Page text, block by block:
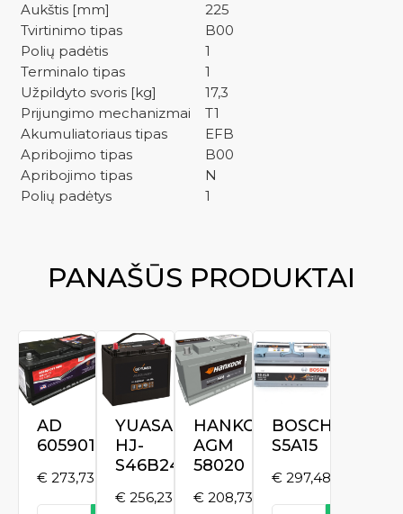
Aukštis [mm]
225
Tvirtinimo tipas
B00
Polių padėtis
1
Terminalo tipas
1
Užpildyto svoris [kg]
17,3
Prijungimo mechanizmai
T1
Akumuliatoriaus tipas
EFB
Apribojimo tipas
B00
Apribojimo tipas
N
Polių padėtys
1
PANAŠŪS PRODUKTAI
AD
605901091
€ 273,73
YUASA
HJ-
S46B24R
€ 256,23
HANKOOK
AGM
58020
€ 208,73
BOSCH
S5A15
€ 297,48